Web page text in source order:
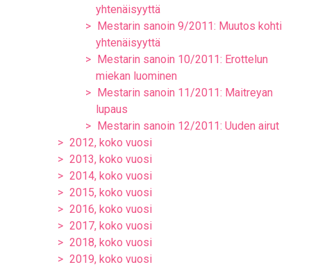
yhtenäisyyttä
Mestarin sanoin 9/2011: Muutos kohti
yhtenäisyyttä
Mestarin sanoin 10/2011: Erottelun
miekan luominen
Mestarin sanoin 11/2011: Maitreyan
lupaus
Mestarin sanoin 12/2011: Uuden airut
2012, koko vuosi
2013, koko vuosi
2014, koko vuosi
2015, koko vuosi
2016, koko vuosi
2017, koko vuosi
2018, koko vuosi
2019, koko vuosi